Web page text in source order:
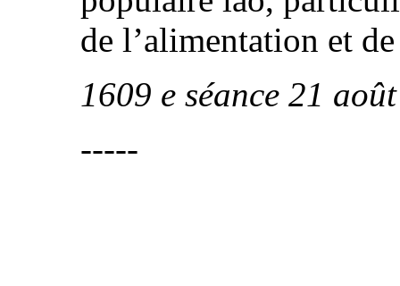
de l’alimentation et
1609 e séance 21
-----